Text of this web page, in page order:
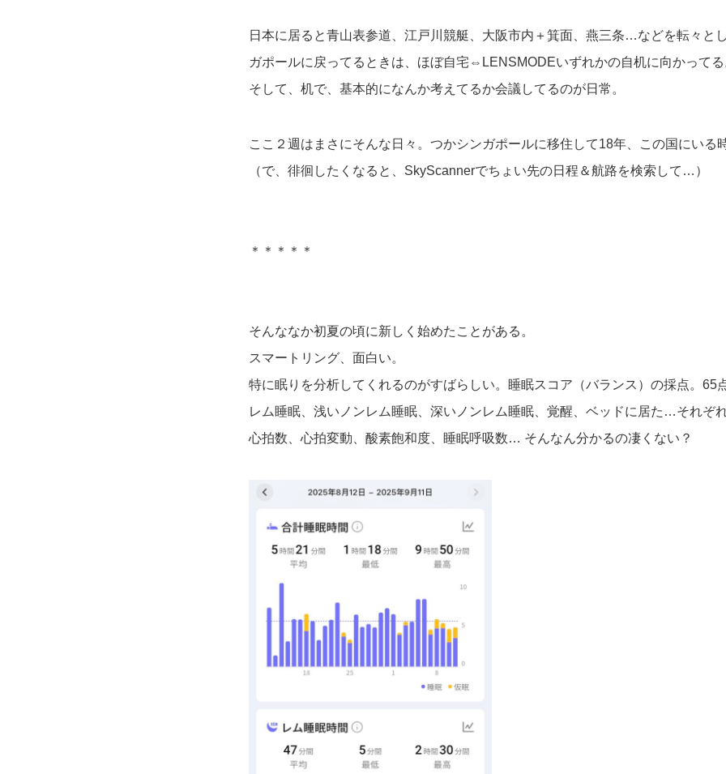
日本に居ると青山表参道、江戸川競艇、大阪市内＋箕面、燕三条…などを転々と
ガポールに戻ってるときは、ほぼ自宅⇔LENSMODEいずれかの自机に向かってる
そして、机で、基本的になんか考えてるか会議してるのが日常。
ここ２週はまさにそんな日々。つかシンガポールに移住して18年、この国にいる
（で、徘徊したくなると、SkyScannerでちょい先の日程＆航路を検索して…）
＊＊＊＊＊
そんななか初夏の頃に新しく始めたことがある。
スマートリング、面白い。
特に眠りを分析してくれるのがすばらしい。睡眠スコア（バランス）の採点。65
レム睡眠、浅いノンレム睡眠、深いノンレム睡眠、覚醒、ベッドに居た…それぞ
心拍数、心拍変動、酸素飽和度、睡眠呼吸数… そんなん分かるの凄くない？